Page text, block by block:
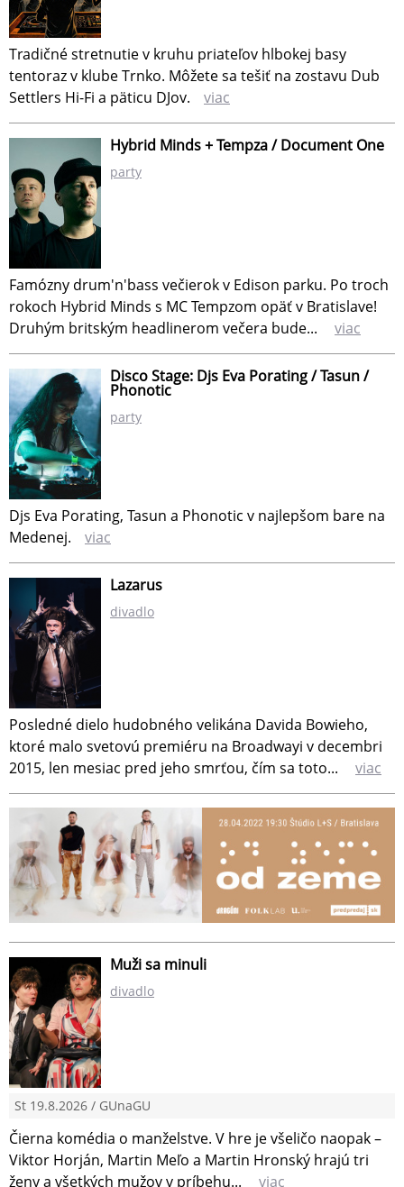
Tradičné stretnutie v kruhu priateľov hlbokej basy
tentoraz v klube Trnko. Môžete sa tešiť na zostavu Dub
Settlers Hi-Fi a päticu DJov.
viac
Hybrid Minds + Tempza / Document One
party
Famózny drum'n'bass večierok v Edison parku. Po troch
rokoch Hybrid Minds s MC Tempzom opäť v Bratislave!
Druhým britským headlinerom večera bude...
viac
Disco Stage: Djs Eva Porating / Tasun /
Phonotic
party
Djs Eva Porating, Tasun a Phonotic v najlepšom bare na
Medenej.
viac
Lazarus
divadlo
Posledné dielo hudobného velikána Davida Bowieho,
ktoré malo svetovú premiéru na Broadwayi v decembri
2015, len mesiac pred jeho smrťou, čím sa toto...
viac
Muži sa minuli
divadlo
St 19.8.2026 / GUnaGU
Čierna komédia o manželstve. V hre je všeličo naopak –
Viktor Horján, Martin Meľo a Martin Hronský hrajú tri
ženy a všetkých mužov v príbehu...
viac